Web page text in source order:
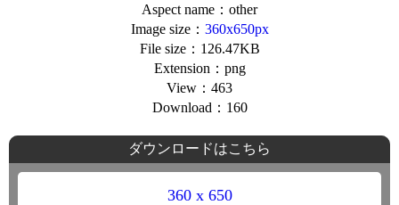
Aspect name：other
Image size： 360x650px
File size：126.47KB
Extension：png
View：463
Download：160
ダウンロードはこちら
360 x 650